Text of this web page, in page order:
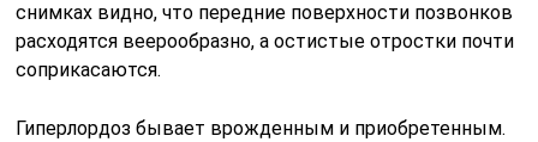
снимках видно, что передние поверхности позвонков
расходятся веерообразно, а остистые отростки почти
соприкасаются.
Гиперлордоз бывает врожденным и приобретенным.